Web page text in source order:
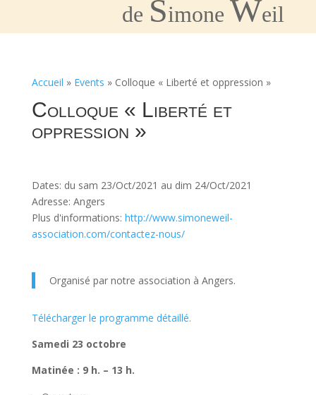
de Simone Weil
Accueil » Events » Colloque « Liberté et oppression »
Colloque « Liberté et
oppression »
Dates: du sam 23/Oct/2021 au dim 24/Oct/2021
Adresse: Angers
Plus d'informations: http://www.simoneweil-
association.com/contactez-nous/
Organisé par notre association à Angers.
Télécharger le programme détaillé.
Samedi 23 octobre
Matinée : 9 h. – 13 h.